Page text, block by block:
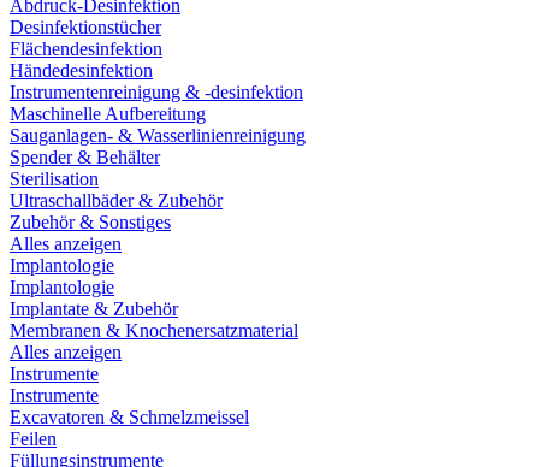
Abdruck-Desinfektion
Desinfektionstücher
Flächendesinfektion
Händedesinfektion
Instrumentenreinigung & -desinfektion
Maschinelle Aufbereitung
Sauganlagen- & Wasserlinienreinigung
Spender & Behälter
Sterilisation
Ultraschallbäder & Zubehör
Zubehör & Sonstiges
Alles anzeigen
Implantologie
Implantologie
Implantate & Zubehör
Membranen & Knochenersatzmaterial
Alles anzeigen
Instrumente
Instrumente
Excavatoren & Schmelzmeissel
Feilen
Füllungsinstrumente